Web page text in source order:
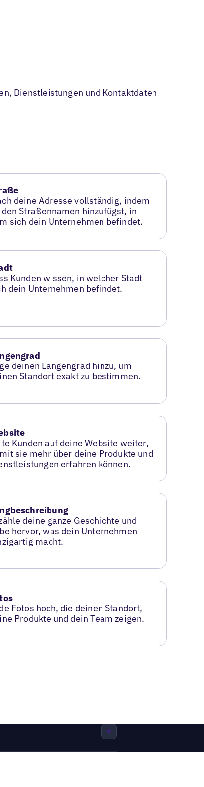
Dienstleistungen und Kontaktdaten
deine Adresse vollständig, indem
den Straßennamen hinzufügst, in
sich dein Unternehmen befindet.
Kunden wissen, in welcher Stadt
dein Unternehmen befindet.
deinen Längengrad hinzu, um
Standort exakt zu bestimmen.
Kunden auf deine Website weiter,
sie mehr über deine Produkte und
erfahren können.
deine ganze Geschichte und
hervor, was dein Unternehmen
macht.
Fotos hoch, die deinen Standort,
Produkte und dein Team zeigen.